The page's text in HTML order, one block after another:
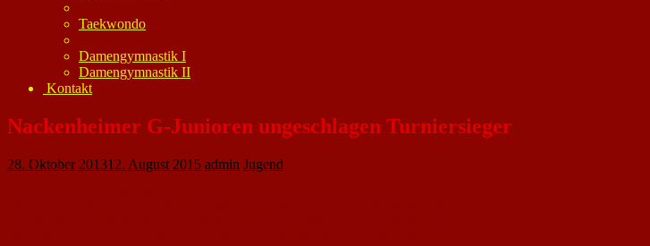
Taekwondo
Damengymnastik I
Damengymnastik II
Kontakt
Nackenheimer G-Junioren ungeschlagen Turniersieger
28. Oktober 201312. August 2015 admin Jugend